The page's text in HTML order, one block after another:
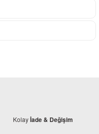
Kolayİade & Değişim